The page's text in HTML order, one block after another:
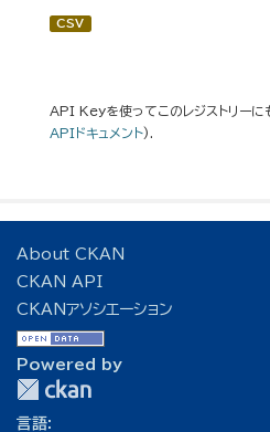
CSV
API Keyを使ってこのレジストリーに
APIドキュメント).
About CKAN
CKAN API
CKANアソシエーション
Powered by
言語